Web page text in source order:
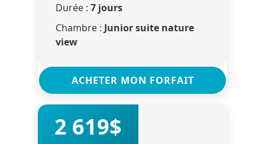
Durée : 7 jours
Chambre : Junior suite nature
view
ACHETER MON FORFAIT
2 619$